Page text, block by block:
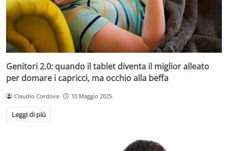
Genitori 2.0: quando il tablet diventa il miglior alleato
per domare i capricci, ma occhio alla beffa
Claudio Cordova 10 Maggio 2025
Leggi di più